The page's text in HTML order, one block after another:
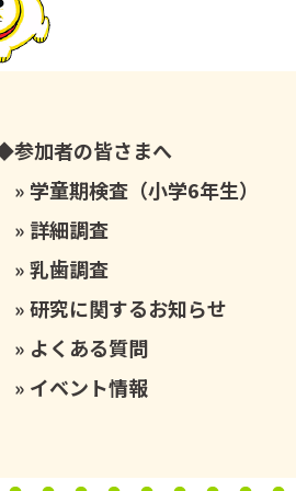
参加者の皆さまへ
学童期検査（小学6年生）
詳細調査
乳歯調査
研究に関するお知らせ
よくある質問
イベント情報